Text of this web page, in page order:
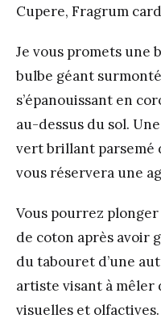
Cupere, Fragrum
Je vous promets une
bulbe géant
s’épanouissant en
au-dessus du sol.
vert brillant parsemé
vous réservera une
Vous pourrez plonger
de coton après avoir
du tabouret d’une
artiste visant à mêler
visuelles et olfactives.